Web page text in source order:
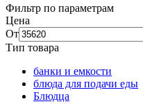
Фильтр по параметрам
Цена
От
Тип товара
банки и емкости
блюда для подачи еды
Блюдца